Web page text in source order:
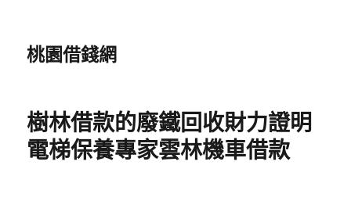
桃園借錢網
樹林借款的廢鐵回收財力證明
電梯保養專家雲林機車借款